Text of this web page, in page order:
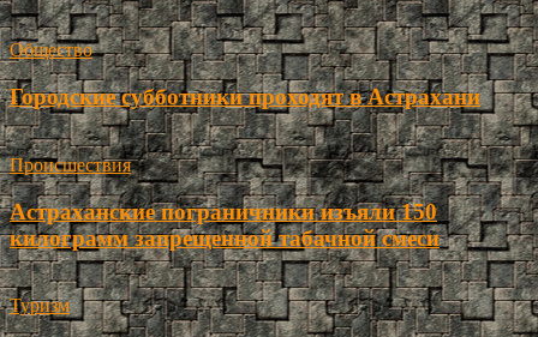
Общество
Городские субботники проходят в Астрахани
Происшествия
Астраханские пограничники изъяли 150
килограмм запрещенной табачной смеси
Туризм